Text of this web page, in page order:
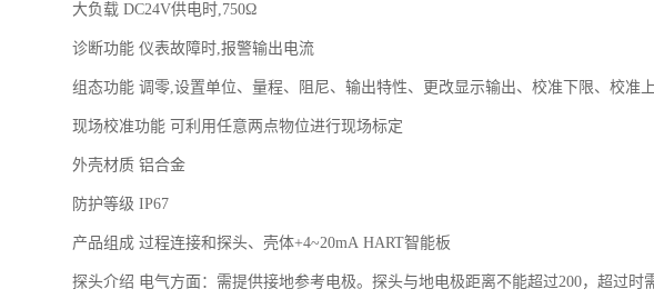
大负载 DC24V供电时,750Ω
诊断功能 仪表故障时,报警输出电流
组态功能 调零,设置单位、量程、阻尼、输出特性、更改显示输出、校准下限、校准
现场校准功能 可利用任意两点物位进行现场标定
外壳材质 铝合金
防护等级 IP67
产品组成 过程连接和探头、壳体+4~20mA HART智能板
探头介绍 电气方面：需提供接地参考电极。探头与地电极距离不能超过200，超过